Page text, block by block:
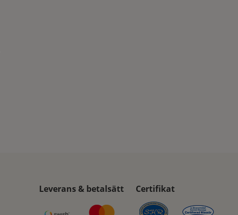
Leverans & betalsätt Certifikat